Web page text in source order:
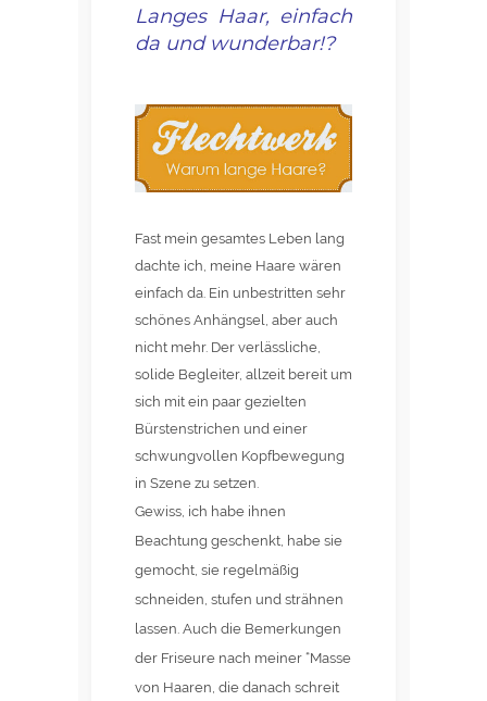
Langes Haar, einfach
da und wunderbar!?
Fast mein gesamtes Leben lang
dachte ich, meine Haare wären
einfach da. Ein unbestritten sehr
schönes Anhängsel, aber auch
nicht mehr. Der verlässliche,
solide Begleiter, allzeit bereit um
sich mit ein paar gezielten
Bürstenstrichen und einer
schwungvollen Kopfbewegung
in Szene zu setzen.
Gewiss, ich habe ihnen
Beachtung geschenkt, habe sie
gemocht, sie regelmäßig
schneiden, stufen und strähnen
lassen. Auch die Bemerkungen
der Friseure nach meiner “Masse
von Haaren, die danach schreit